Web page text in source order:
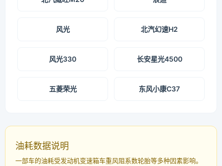
风光 北汽幻速H2
风光330 长安星光4500
五菱荣光 东风小康C37
油耗数据说明
一部车的油耗受发动机变速箱车重风阻系数轮胎等多种因素影响。